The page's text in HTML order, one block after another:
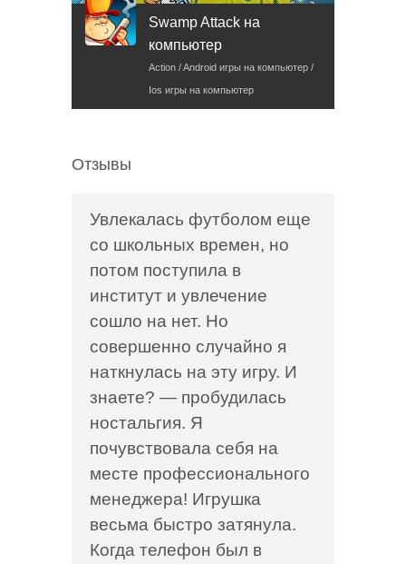
Swamp Attack на
компьютер
Action / Android игры на компьютер /
Ios игры на компьютер
Отзывы
Увлекалась футболом еще
со школьных времен, но
потом поступила в
институт и увлечение
сошло на нет. Но
совершенно случайно я
наткнулась на эту игру. И
знаете? — пробудилась
ностальгия. Я
почувствовала себя на
месте профессионального
менеджера! Игрушка
весьма быстро затянула.
Когда телефон был в